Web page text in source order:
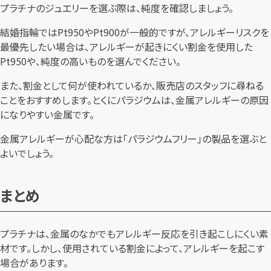
プラチナのジュエリーを選ぶ際は、純度を確認しましょう。
結婚指輪ではPt950やPt900が一般的ですが、アレルギーリスクを
最優先したい場合は、アレルギーが起きにくい割金を使用した
Pt950や、純度の高いものを選んでください。
また、割金として何が使われているか、販売店のスタッフに尋ねる
ことをおすすめします。とくにパラジウムは、金属アレルギーの原因
になりやすい金属です。
金属アレルギーが心配な方は「パラジウムフリー」の製品を選ぶと
よいでしょう。
まとめ
プラチナは、金属のなかでもアレルギー反応を引き起こしにくい素
材です。しかし、使用されている割金によって、アレルギーを起こす
場合があります。